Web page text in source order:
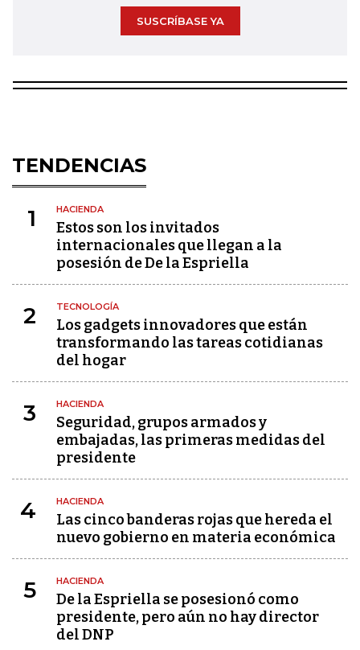
SUSCRÍBASE YA
TENDENCIAS
1 HACIENDA
Estos son los invitados
internacionales que llegan a la
posesión de De la Espriella
2 TECNOLOGÍA
Los gadgets innovadores que están
transformando las tareas cotidianas
del hogar
3 HACIENDA
Seguridad, grupos armados y
embajadas, las primeras medidas del
presidente
4 HACIENDA
Las cinco banderas rojas que hereda el
nuevo gobierno en materia económica
5 HACIENDA
De la Espriella se posesionó como
presidente, pero aún no hay director
del DNP